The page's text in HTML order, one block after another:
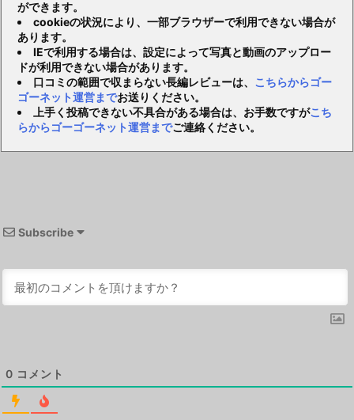
ができます。
cookieの状況により、一部ブラウザーで利用できない場合が
あります。
IEで利用する場合は、設定によって写真と動画のアップロー
ドが利用できない場合があります。
口コミの範囲で収まらない長編レビューは、 こちらからゴー
ゴーネット運営までお送りください。
上手く投稿できない不具合がある場合は、お手数ですがこち
らからゴーゴーネット運営までご連絡ください。
Subscribe
0 コメント